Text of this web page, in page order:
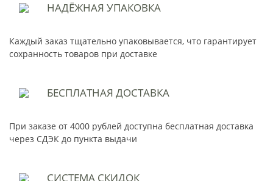
НАДЁЖНАЯ УПАКОВКА
Каждый заказ тщательно упаковывается, что гарантирует
сохранность товаров при доставке
БЕСПЛАТНАЯ ДОСТАВКА
При заказе от 4000 рублей доступна бесплатная доставка
через СДЭК до пункта выдачи
СИСТЕМА СКИДОК